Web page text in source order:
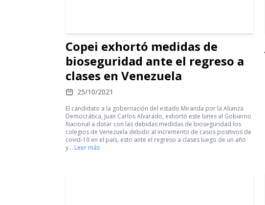
Copei exhortó medidas de
bioseguridad ante el regreso a
clases en Venezuela
25/10/2021
El candidato a la gobernación del estado Miranda por la Alianza
Democrática, Juan Carlos Alvarado, exhortó este lunes al Gobierno
Nacional a dotar con las debidas medidas de bioseguridad los
colegios de Venezuela debido al incremento de casos positivos de
covid-19 en el país, esto ante el regreso a clases luego de un año
y… Leer más